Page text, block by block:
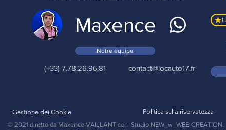
Maxence
Notre équipe
(+33) 7.78.26.96.81 contact@locauto17.fr
Gestione dei Cookie Politica sulla riservatezza
© 2021 diretto da Maxence VAILLANTcon Studio NEW_w_WEB CREATION.